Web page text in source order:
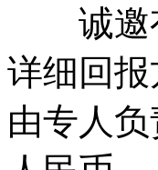
诚邀有
详细回
由专人